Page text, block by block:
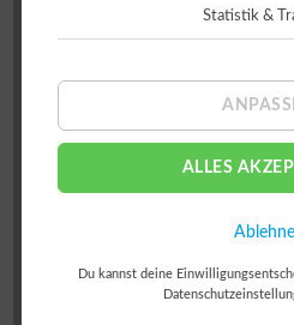
Statistik &
ALLES
Du kannst deine
Dieser Artikel ist derzeit
Lieferung